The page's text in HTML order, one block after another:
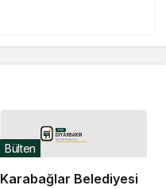
Karabağlar Belediyesi
Bülten